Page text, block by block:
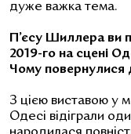
дуже важка тема.
П’єсу Шиллера ви
2019-го на сцені
Чому повернулися
З цією виставою у
Одесі відіграли